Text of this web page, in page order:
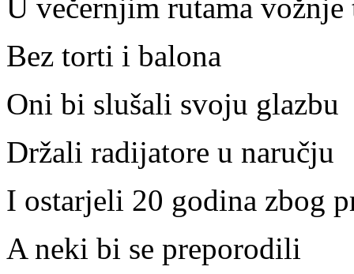
U večernjim rutama
Bez torti i balona
Oni bi slušali svoju glazbu
Držali radijatore u naručju
I ostarjeli 20 godina zbog
A neki bi se preporodili